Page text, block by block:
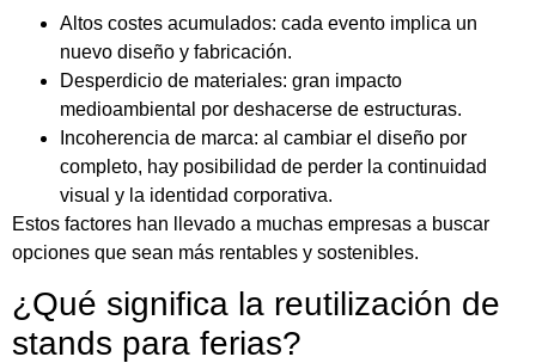
Altos costes acumulados: cada evento implica un
nuevo diseño y fabricación.
Desperdicio de materiales: gran impacto
medioambiental por deshacerse de estructuras.
Incoherencia de marca: al cambiar el diseño por
completo, hay posibilidad de perder la continuidad
visual y la identidad corporativa.
Estos factores han llevado a muchas empresas a buscar
opciones que sean más rentables y sostenibles.
¿Qué significa la reutilización de
stands para ferias?